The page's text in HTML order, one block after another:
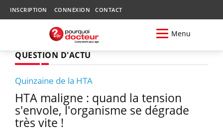
INSCRIPTION CONNEXION CONTACT
Menu
QUESTION D'ACTU
Quinzaine de la HTA
HTA maligne : quand la tension
s'envole, l'organisme se dégrade
très vite !